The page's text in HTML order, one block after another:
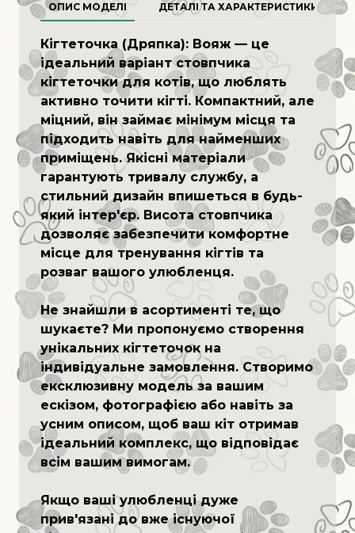
ОПИС МОДЕЛІ ДЕТАЛІ ТА ХАРАКТЕРИСТИКИ
Кігтеточка (Дряпка): Вояж — це
ідеальний варіант стовпчика
кігтеточки для котів, що люблять
активно точити кігті. Компактний, але
міцний, він займає мінімум місця та
підходить навіть для найменших
приміщень. Якісні матеріали
гарантують тривалу службу, а
стильний дизайн впишеться в будь-
який інтер'єр. Висота стовпчика
дозволяє забезпечити комфортне
місце для тренування кігтів та
розваг вашого улюбленця.
Не знайшли в асортименті те, що
шукаєте? Ми пропонуємо створення
унікальних кігтеточок на
індивідуальне замовлення. Створимо
ексклюзивну модель за вашим
ескізом, фотографією або навіть за
усним описом, щоб ваш кіт отримав
ідеальний комплекс, що відповідає
всім вашим вимогам.
Якщо ваші улюбленці дуже
прив'язані до вже існуючої